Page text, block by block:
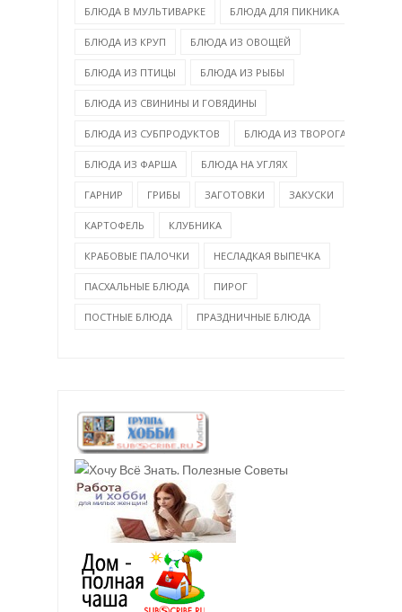
БЛЮДА В МУЛЬТИВАРКЕ БЛЮДА ДЛЯ ПИКНИКА
БЛЮДА ИЗ КРУП БЛЮДА ИЗ ОВОЩЕЙ
БЛЮДА ИЗ ПТИЦЫ БЛЮДА ИЗ РЫБЫ
БЛЮДА ИЗ СВИНИНЫ И ГОВЯДИНЫ
БЛЮДА ИЗ СУБПРОДУКТОВ БЛЮДА ИЗ ТВОРОГА
БЛЮДА ИЗ ФАРША БЛЮДА НА УГЛЯХ
ГАРНИР ГРИБЫ ЗАГОТОВКИ ЗАКУСКИ
КАРТОФЕЛЬ КЛУБНИКА
КРАБОВЫЕ ПАЛОЧКИ НЕСЛАДКАЯ ВЫПЕЧКА
ПАСХАЛЬНЫЕ БЛЮДА ПИРОГ
ПОСТНЫЕ БЛЮДА ПРАЗДНИЧНЫЕ БЛЮДА